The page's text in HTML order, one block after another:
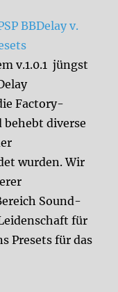
BBDelay v.
v.1.0.1 jüngst
Factory-
behebt diverse
wurden. Wir
Sound-
für
Presets für das